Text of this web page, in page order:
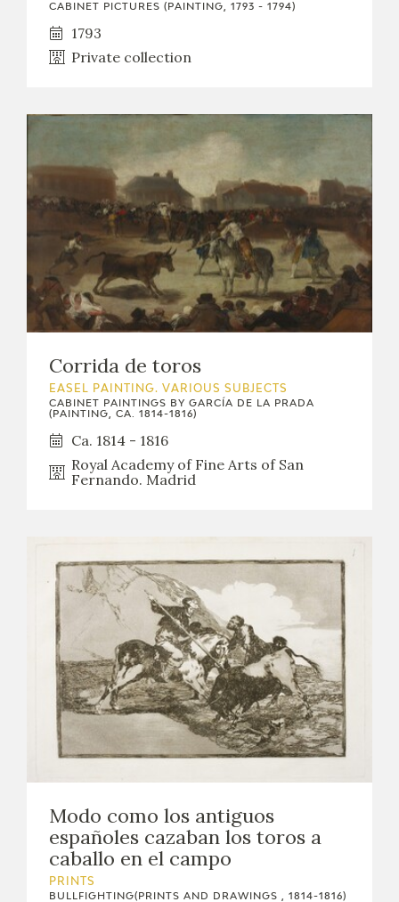
CABINET PICTURES (PAINTING, 1793 - 1794)
1793
Private collection
Corrida de toros
EASEL PAINTING. VARIOUS SUBJECTS
CABINET PAINTINGS BY GARCÍA DE LA PRADA
(PAINTING, CA. 1814-1816)
Ca. 1814 - 1816
Royal Academy of Fine Arts of San
Fernando. Madrid
Modo como los antiguos
españoles cazaban los toros a
caballo en el campo
PRINTS
BULLFIGHTING(PRINTS AND DRAWINGS , 1814-1816)